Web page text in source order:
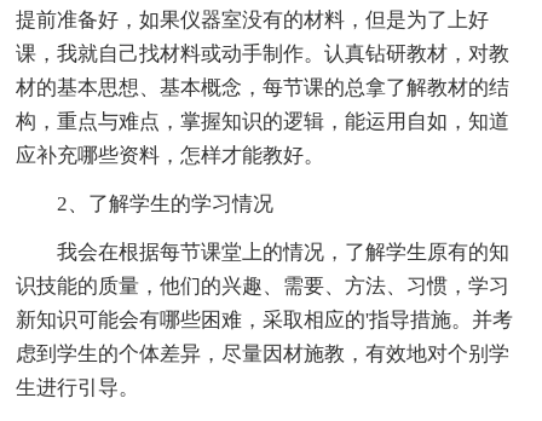
提前准备好，如果仪器室没有的材料，但是为了上好
课，我就自己找材料或动手制作。认真钻研教材，对教
材的基本思想、基本概念，每节课的总拿了解教材的结
构，重点与难点，掌握知识的逻辑，能运用自如，知道
应补充哪些资料，怎样才能教好。
2、了解学生的学习情况
我会在根据每节课堂上的情况，了解学生原有的知
识技能的质量，他们的兴趣、需要、方法、习惯，学习
新知识可能会有哪些困难，采取相应的'指导措施。并考
虑到学生的个体差异，尽量因材施教，有效地对个别学
生进行引导。